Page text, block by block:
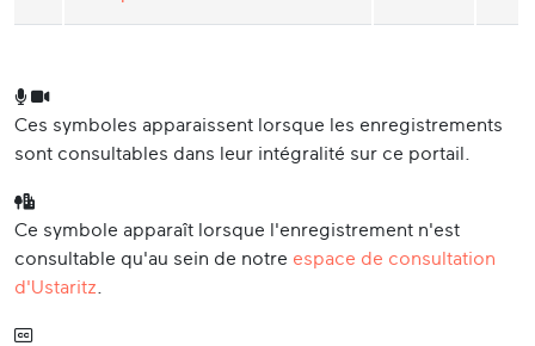
Ces symboles apparaissent lorsque les enregistrements
sont consultables dans leur intégralité sur ce portail.
Ce symbole apparaît lorsque l'enregistrement n'est
consultable qu'au sein de notre espace de consultation
d'Ustaritz